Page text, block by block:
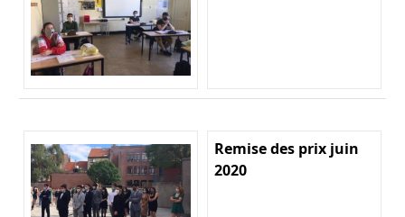
Remise des prix juin
2020